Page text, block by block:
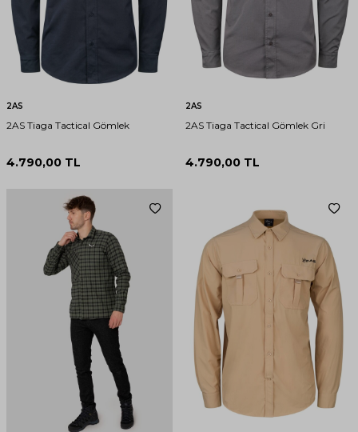
2AS
2AS Tiaga Tactical Gömlek
4.790,00 TL
2AS
2AS Tiaga Tactical Gömlek Gri
4.790,00 TL